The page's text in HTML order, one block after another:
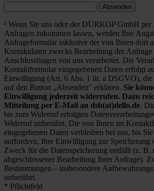
Absenden
¹ Wenn Sie uns oder der DÜRKOP GmbH
Anfragen zukommen lassen, werden Ihre
Anfrageformular inklusive der von Ihnen dort
Kontaktdaten zwecks Bearbeitung der
Anschlussfragen von uns verarbeitet. Die
Kontaktformular eingegebenen Daten erfolgt
Einwilligung (Art. 6 Abs. 1 lit. a DSGVO),
auf den Button „Absenden" erklären. Sie
Einwilligung jederzeit widerrufen. Dazu
Mitteilung per E-Mail an dsb(at)dello.de.
bis zum Widerruf erfolgten
Widerruf unberührt. Die von Ihnen im
eingegebenen Daten verbleiben bei uns, bis
auffordern, Ihre Einwilligung zur Speicherung
Zweck für die Datenspeicherung entfällt (z. B.
abgeschlossener Bearbeitung Ihrer Anfrage).
Bestimmungen – insbesondere
unberührt.
* Pflichtfeld